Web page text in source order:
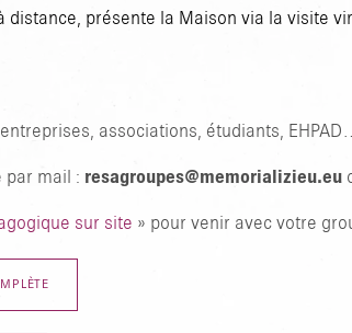
distance, présente la Maison via la visite
associations, étudiants,
par mail : resagroupes@memorializieu.eu
sur site » pour venir avec votre